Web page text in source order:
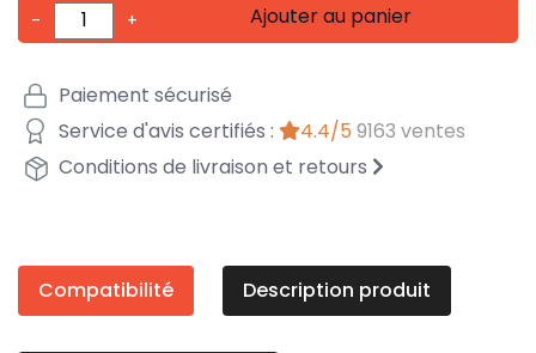
- + Ajouter au panier
Paiement sécurisé
Service d'avis certifiés :
4.4/5 9163 ventes
Conditions de livraison et retours
Compatibilité Description produit